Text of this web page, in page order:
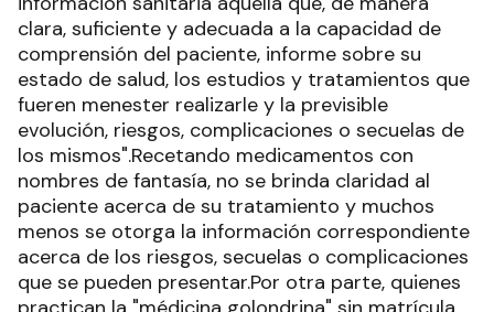
clara, suficiente y adecuada a la capacidad de
comprensión del paciente, informe sobre su
estado de salud, los estudios y tratamientos que
fueren menester realizarle y la previsible
evolución, riesgos, complicaciones o secuelas de
los mismos".Recetando medicamentos con
nombres de fantasía, no se brinda claridad al
paciente acerca de su tratamiento y muchos
menos se otorga la información correspondiente
acerca de los riesgos, secuelas o complicaciones
que se pueden presentar.Por otra parte, quienes